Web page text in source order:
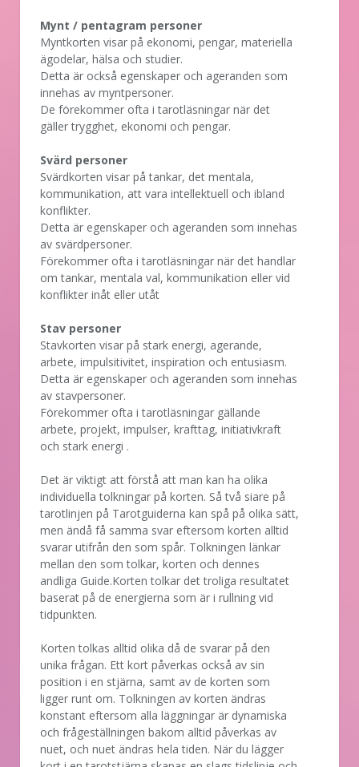
Mynt / pentagram personer
Myntkorten visar på ekonomi, pengar, materiella
ägodelar, hälsa och studier.
Detta är också egenskaper och ageranden som
innehas av myntpersoner.
De förekommer ofta i tarotläsningar när det
gäller trygghet, ekonomi och pengar.
Svärd personer
Svärdkorten visar på tankar, det mentala,
kommunikation, att vara intellektuell och ibland
konflikter.
Detta är egenskaper och ageranden som innehas
av svärdpersoner.
Förekommer ofta i tarotläsningar när det handlar
om tankar, mentala val, kommunikation eller vid
konflikter inåt eller utåt
Stav personer
Stavkorten visar på stark energi, agerande,
arbete, impulsitivitet, inspiration och entusiasm.
Detta är egenskaper och ageranden som innehas
av stavpersoner.
Förekommer ofta i tarotläsningar gällande
arbete, projekt, impulser, krafttag, initiativkraft
och stark energi .
Det är viktigt att förstå att man kan ha olika
individuella tolkningar på korten. Så två siare på
tarotlinjen på Tarotguiderna kan spå på olika sätt,
men ändå få samma svar eftersom korten alltid
svarar utifrån den som spår. Tolkningen länkar
mellan den som tolkar, korten och dennes
andliga Guide.Korten tolkar det troliga resultatet
baserat på de energierna som är i rullning vid
tidpunkten.
Korten tolkas alltid olika då de svarar på den
unika frågan. Ett kort påverkas också av sin
position i en stjärna, samt av de korten som
ligger runt om. Tolkningen av korten ändras
konstant eftersom alla läggningar är dynamiska
och frågeställningen bakom alltid påverkas av
nuet, och nuet ändras hela tiden. När du lägger